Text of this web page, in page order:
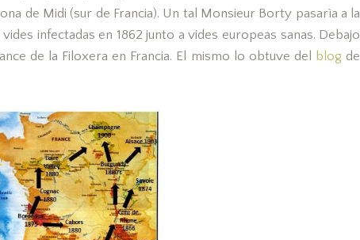
de Midi (sur de Francia). Un tal Monsieur Borty pasarìa a la
infectadas en 1862 junto a vides europeas sanas. Debajo
de la Filoxera en Francia. El mismo lo obtuve del
blog de